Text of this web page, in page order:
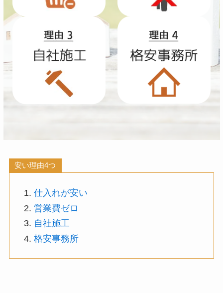
安い理由4つ
仕入れが安い
営業費ゼロ
自社施工
格安事務所